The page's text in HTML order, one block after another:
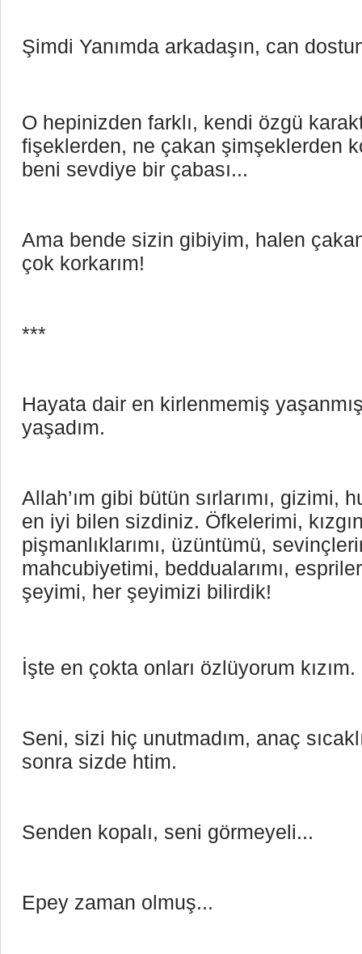
Şimdi Yanımda arkadaşın, can
O hepinizden farklı, kendi özgü
fişeklerden, ne çakan şimşeklerden
beni sevdiye bir çabası...
Ama bende sizin gibiyim, halen
çok korkarım!
***
Hayata dair en kirlenmemiş
yaşadım.
Allah’ım gibi bütün sırlarımı, gizimi,
en iyi bilen sizdiniz. Öfkelerimi,
pişmanlıklarımı, üzüntümü,
mahcubiyetimi, beddualarımı,
şeyimi, her şeyimizi bilirdik!
İşte en çokta onları özlüyorum kızım.
Seni, sizi hiç unutmadım, anaç
sonra sizde htim.
Senden kopalı, seni görmeyeli...
Epey zaman olmuş...